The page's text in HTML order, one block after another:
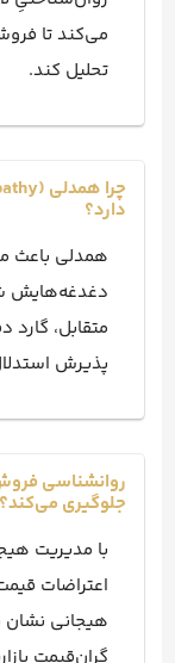
می‌کند تا
تحلیل کند.
دارد؟
همدلی باعث
دغدغه‌هایش
متقابل، گارد
پذیرش
روانشناسی
جلوگیری می‌کند؟
با مدیریت
اعتراضات
هیجانی